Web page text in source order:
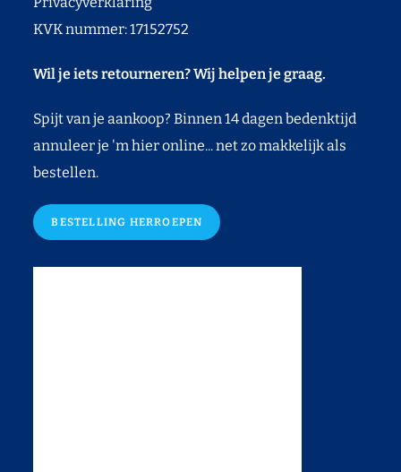
KVK nummer: 17152752
Wil je iets retourneren? Wij helpen je graag.
Spijt van je aankoop? Binnen 14 dagen bedenktijd
annuleer je 'm hier online... net zo makkelijk als
bestellen.
BESTELLING HERROEPEN